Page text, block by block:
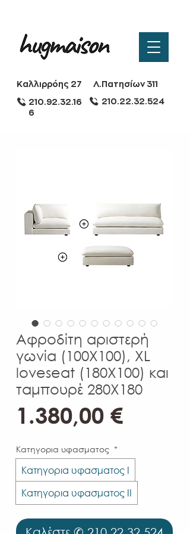
Καλλιρρόης 27
Λ.Πατησίων 311
210.92.32.16
6
210.22.32.524
Αφροδίτη αριστερή
γωνία (100Χ100), XL
loveseat (180X100) και
ταμπουρέ 280X180
1.380,00 €Τιμή
Κατηγορια υφασματος *
Κατηγορια υφασματος Ι
Κατηγορια υφασματος ΙΙ